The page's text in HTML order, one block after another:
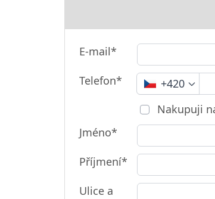
E-mail*
Telefon*
+420
Nakupuji
Jméno*
Příjmení*
Ulice a